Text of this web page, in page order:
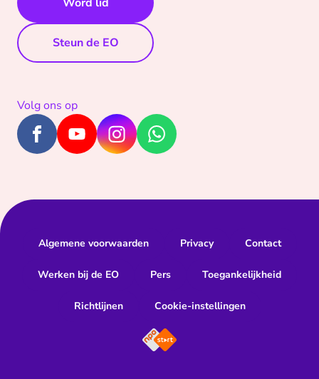
Steun de EO
Volg ons op
Algemene voorwaarden Privacy Contact
Werken bij de EO Pers Toegankelijkheid
Richtlijnen Cookie-instellingen